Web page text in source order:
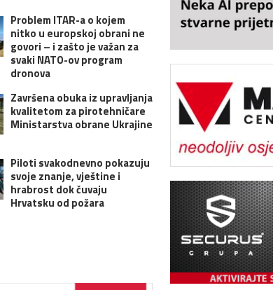
Problem ITAR-a o kojem
nitko u europskoj obrani ne
govori – i zašto je važan za
svaki NATO-ov program
dronova
Završena obuka iz upravljanja
kvalitetom za pirotehničare
Ministarstva obrane Ukrajine
Piloti svakodnevno pokazuju
svoje znanje, vještine i
hrabrost dok čuvaju
Hrvatsku od požara